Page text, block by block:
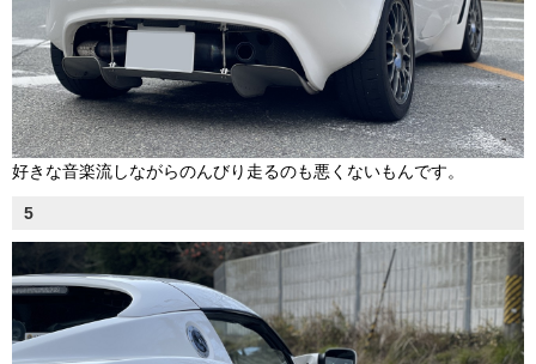
好きな音楽流しながらのんびり走るのも悪くないもんです。
5